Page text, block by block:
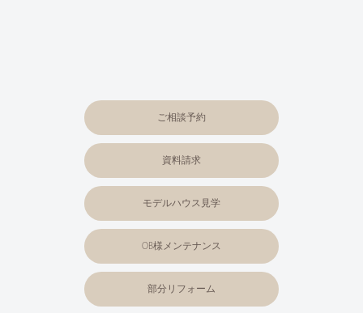
ご相談予約
資料請求
モデルハウス見学
OB様メンテナンス
部分リフォーム